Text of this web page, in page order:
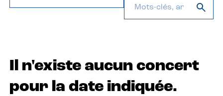
Il n'existe aucun concert
pour la date indiquée.